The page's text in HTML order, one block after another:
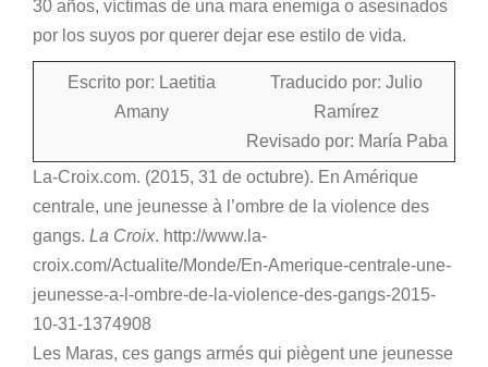
30 años, víctimas de una mara enemiga o asesinados
por los suyos por querer dejar ese estilo de vida.
Escrito por: Laetitia
Amany
Traducido por: Julio
Ramírez
Revisado por: María Paba
La-Croix.com. (2015, 31 de octubre). En Amérique
centrale, une jeunesse à l’ombre de la violence des
gangs. La Croix. http://www.la-
croix.com/Actualite/Monde/En-Amerique-centrale-une-
jeunesse-a-l-ombre-de-la-violence-des-gangs-2015-
10-31-1374908
Les Maras, ces gangs armés qui piègent une jeunesse